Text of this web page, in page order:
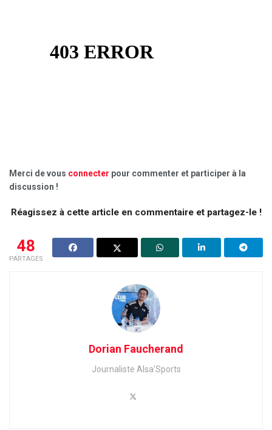
Merci de vous connecter pour commenter et participer à la
discussion !
Réagissez à cette article en commentaire et partagez-le !
48
PARTAGES
Dorian Faucherand
Journaliste Alsa'Sports